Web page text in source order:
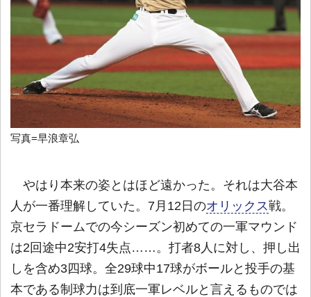
写真=早浪章弘
やはり本来の姿とはほど遠かった。それは大谷本
人が一番理解していた。7月12日のオリックス戦。
京セラドームでの今シーズン初めての一軍マウンド
は2回途中2安打4失点……。打者8人に対し、押し出
しを含め3四球。全29球中17球がボールと投手の基
本である制球力は到底一軍レベルと言えるものでは